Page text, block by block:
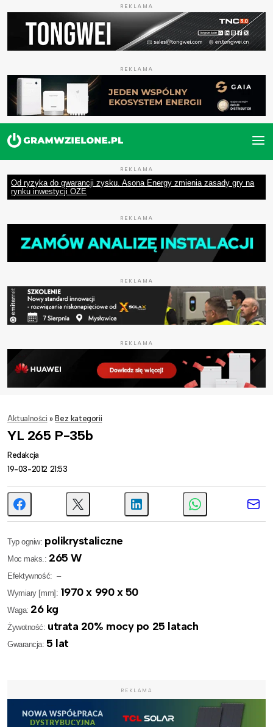
REKLAMA
REKLAMA
REKLAMA
Od ryzyka do gwarancji zysku. Asona Energy zmienia zasady gry na
rynku inwestycji OZE
REKLAMA
REKLAMA
REKLAMA
Aktualności » Bez kategorii
YL 265 P-35b
Redakcja
19-03-2012 21:53
Typ ogniw: polikrystaliczne
Moc maks.: 265 W
Efektywność: –
Wymiary [mm]: 1970 x 990 x 50
Waga: 26 kg
Żywotność: utrata 20% mocy po 25 latach
Gwarancja:5 lat
REKLAMA